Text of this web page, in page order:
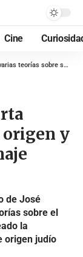
Cine
y apunta a un posible linaje judío
origen y
de José
sobre el
la
origen judío